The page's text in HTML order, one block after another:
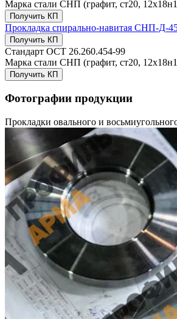
Марка стали СНП (графит, ст20,
Получить КП
Прокладка спирально-навитая СНП-Д-
Получить КП
Стандарт ОСТ 26.260.454-99
Марка стали СНП (графит, ст20,
Получить КП
Фотографии продукции
Прокладки овального и